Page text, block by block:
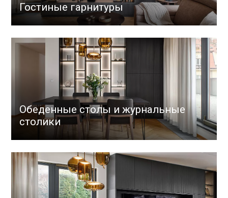
Гостиные гарнитуры
Обеденные столы и журнальные
столики